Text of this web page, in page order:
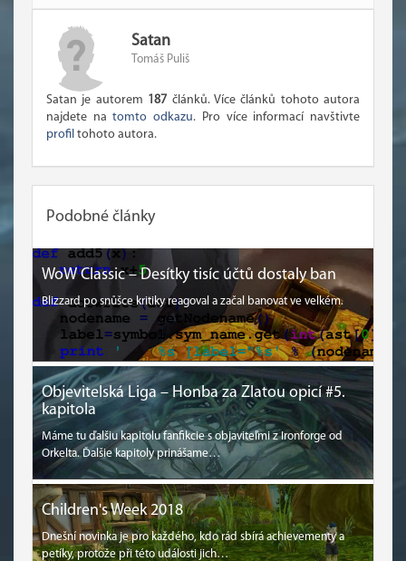
Satan
Tomáš Puliš
Satan je autorem 187 článků. Více článků tohoto autora
najdete natomto odkazu. Pro více informací navštivte
profil tohoto autora.
Podobné články
WoW Classic – Desítky tisíc účtů dostaly ban
Blizzard po snůšce kritiky reagoval a začal banovat ve velkém.
Objevitelská Liga – Honba za Zlatou opicí #5.
kapitola
Máme tu ďalšiu kapitolu fanfikcie s objaviteľmi z Ironforge od
Orkelta. Ďalšie kapitoly prinášame…
Children's Week 2018
Dnešní novinka je pro každého, kdo rád sbírá achievementy a
petíky, protože při této události jich…